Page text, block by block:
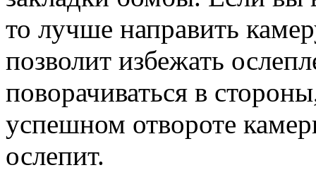
то лучше направить
позволит избежать
поворачиваться в
успешном отвороте
ослепит.